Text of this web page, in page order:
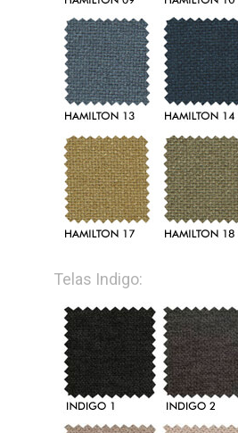
Telas Indigo: